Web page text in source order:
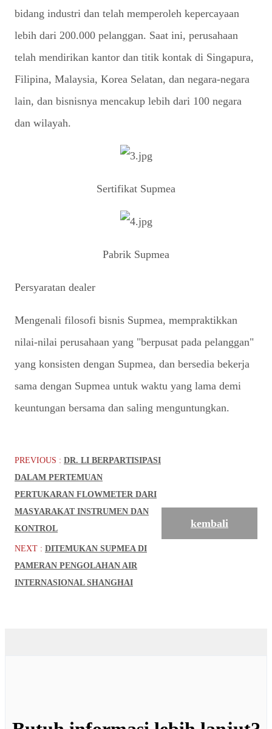
bidang industri dan telah memperoleh kepercayaan
lebih dari 200.000 pelanggan. Saat ini, perusahaan
telah mendirikan kantor dan titik kontak di Singapura,
Filipina, Malaysia, Korea Selatan, dan negara-negara
lain, dan bisnisnya mencakup lebih dari 100 negara
dan wilayah.
Sertifikat Supmea
Pabrik Supmea
Persyaratan dealer
Mengenali filosofi bisnis Supmea, mempraktikkan
nilai-nilai perusahaan yang "berpusat pada pelanggan"
yang konsisten dengan Supmea, dan bersedia bekerja
sama dengan Supmea untuk waktu yang lama demi
keuntungan bersama dan saling menguntungkan.
PREVIOUS : DR. LI BERPARTISIPASI
DALAM PERTEMUAN
PERTUKARAN FLOWMETER DARI
MASYARAKAT INSTRUMEN DAN
KONTROL
NEXT : DITEMUKAN SUPMEA DI
PAMERAN PENGOLAHAN AIR
INTERNASIONAL SHANGHAI
kembali